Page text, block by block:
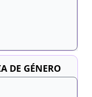
DE GÉNERO